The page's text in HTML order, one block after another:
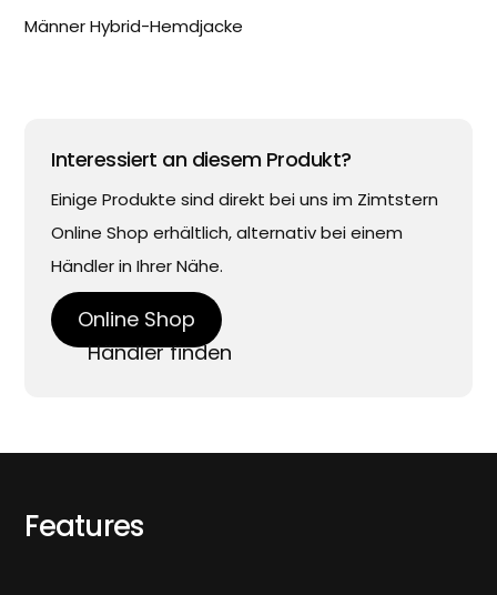
Männer Hybrid-Hemdjacke
Interessiert an diesem Produkt?
Einige Produkte sind direkt bei uns im Zimtstern
Online Shop erhältlich, alternativ bei einem
Händler in Ihrer Nähe.
Online Shop
Händler finden
Features